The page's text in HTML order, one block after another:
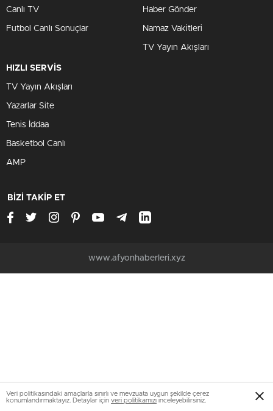
Canlı TV
Futbol Canlı Sonuçlar
Haber Gönder
Namaz Vakitleri
TV Yayın Akışları
HIZLI SERVİS
TV Yayın Akışları
Yazarlar Site
Tenis İddaa
Basketbol Canlı
AMP
BİZİ TAKİP ET
www.afyonhaberleri.xyz
Veri politikasındaki amaçlarla sınırlı ve mevzuata uygun şekilde çerez
konumlandırmaktayız. Detaylar için veri politikamızı inceleyebilirsiniz.